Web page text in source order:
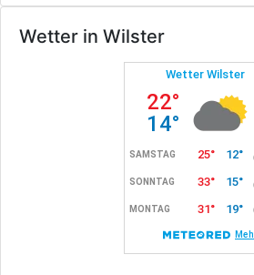
Wetter in Wilster